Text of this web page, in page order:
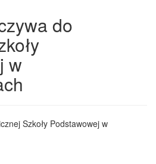
do
w
Szkoły Podstawowej w